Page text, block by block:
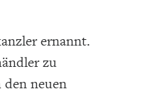
ernannt.
zu
den neuen